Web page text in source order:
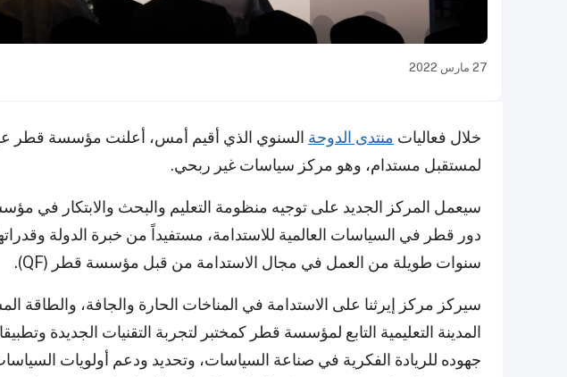
27 مارس 2022
خلال فعاليات منتدى الدوحة السنوي الذي أقيم أمس، أعلنت مؤسسة قطر
لمستقبل مستدام، وهو مركز سياسات غير ربحي.
سيعمل المركز الجديد على توجيه منظومة التعليم والبحث والابتكار في
دور قطر في السياسات العالمية للاستدامة، مستفيداً من خبرة الدولة
سنوات طويلة من العمل في مجال الاستدامة من قبل مؤسسة قطر (QF).
سيركز مركز إيرثنا على الاستدامة في المناخات الحارة والجافة، والطاقة
المدينة التعليمية التابع لمؤسسة قطر كمختبر لتجربة التقنيات الجديدة
جهوده للريادة الفكرية في صناعة السياسات، وتحديد ودعم أولويات